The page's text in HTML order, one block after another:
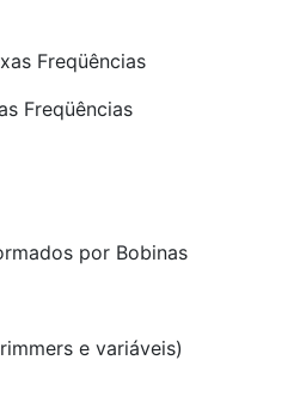
Freqüências
Freqüências
por Bobinas
e variáveis)